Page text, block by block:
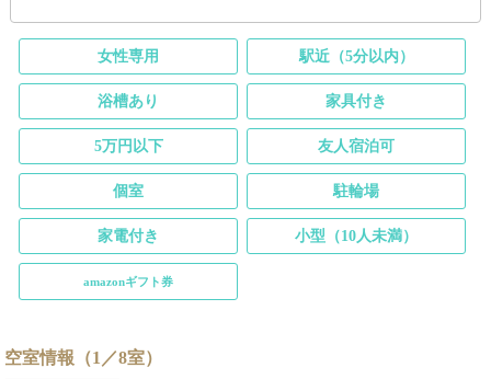
女性専用 駅近（5分以内）
浴槽あり 家具付き
5万円以下 友人宿泊可
個室 駐輪場
家電付き 小型（10人未満）
amazonギフト券
空室情報（1／8室）